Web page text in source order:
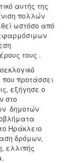
αυτής της
πολλών
ωστόσο από
τους .
προτάσσει
εξήγησε ο
στο
δημοτών
Ηράκλειο
δρόμων,
ελλιπής